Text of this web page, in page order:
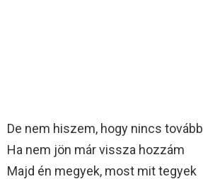
De nem hiszem, hogy nincs tovább
Ha nem jön már vissza hozzám
Majd én megyek, most mit tegyek